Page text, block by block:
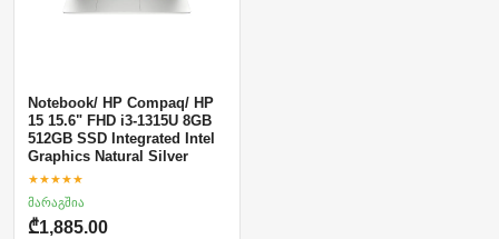
Notebook/ HP Compaq/ HP
15 15.6" FHD i3-1315U 8GB
512GB SSD Integrated Intel
Graphics Natural Silver
★★★★★
მარაგშია
₾1,885.00